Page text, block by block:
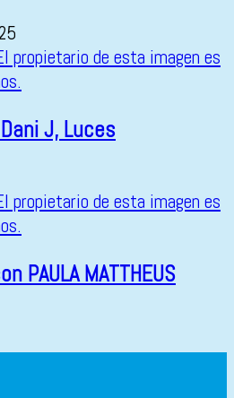
Dani J, Luces
PAULA MATTHEUS